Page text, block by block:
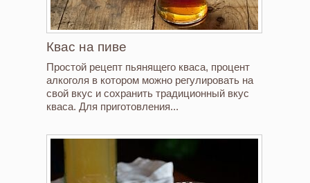
Квас на пиве
Простой рецепт пьянящего кваса, процент
алкоголя в котором можно регулировать на
свой вкус и сохранить традиционный вкус
кваса. Для приготовления...